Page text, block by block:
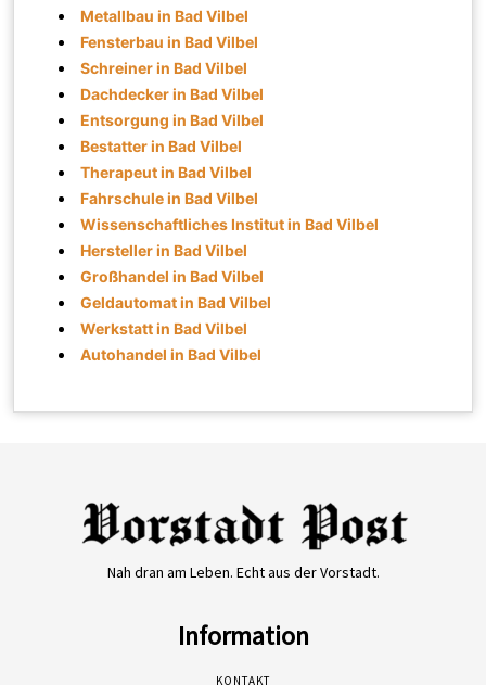
Metallbau in Bad Vilbel
Fensterbau in Bad Vilbel
Schreiner in Bad Vilbel
Dachdecker in Bad Vilbel
Entsorgung in Bad Vilbel
Bestatter in Bad Vilbel
Therapeut in Bad Vilbel
Fahrschule in Bad Vilbel
Wissenschaftliches Institut in Bad Vilbel
Hersteller in Bad Vilbel
Großhandel in Bad Vilbel
Geldautomat in Bad Vilbel
Werkstatt in Bad Vilbel
Autohandel in Bad Vilbel
Nah dran am Leben. Echt aus der Vorstadt.
Information
KONTAKT